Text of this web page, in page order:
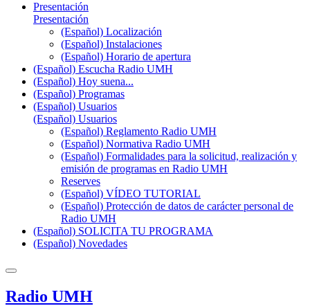
Presentación
Presentación
(Español) Localización
(Español) Instalaciones
(Español) Horario de apertura
(Español) Escucha Radio UMH
(Español) Hoy suena...
(Español) Programas
(Español) Usuarios
(Español) Usuarios
(Español) Reglamento Radio UMH
(Español) Normativa Radio UMH
(Español) Formalidades para la solicitud, realización y
emisión de programas en Radio UMH
Reserves
(Español) VÍDEO TUTORIAL
(Español) Protección de datos de carácter personal de
Radio UMH
(Español) SOLICITA TU PROGRAMA
(Español) Novedades
Radio UMH